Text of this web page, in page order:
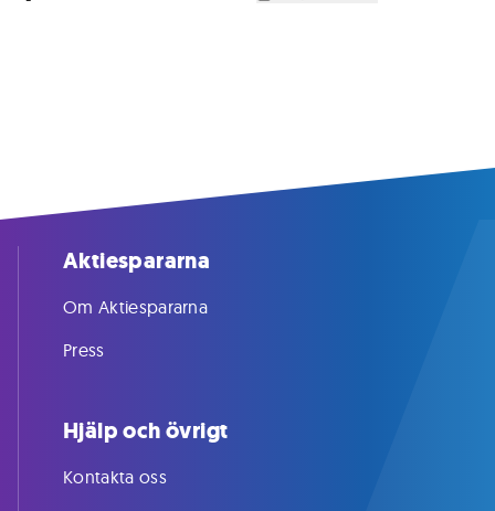
Aktiespararna
Om Aktiespararna
Press
Hjälp och övrigt
Kontakta oss